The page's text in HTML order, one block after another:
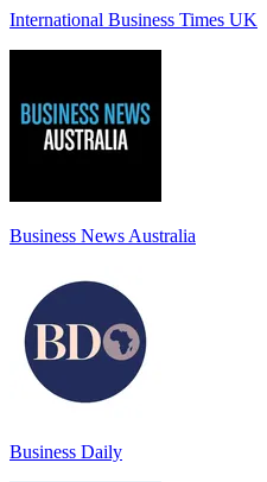
International Business Times UK
Business News Australia
Business Daily